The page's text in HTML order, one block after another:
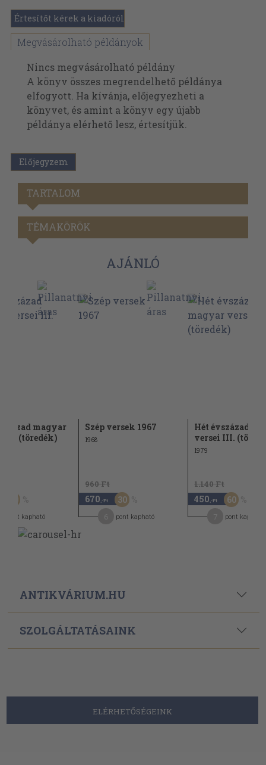
Értesítőt kérek a kiadóról
Megvásárolható példányok
Nincs megvásárolható példány
A könyv összes megrendelhető példánya
elfogyott. Ha kívánja, előjegyezheti a
könyvet, és amint a könyv egy újabb
példánya elérhető lesz, értesítjük.
Előjegyzem
TARTALOM
TÉMAKÖRÖK
AJÁNLÓ
magyar
III. (töredék)
50
pont kapható
Szép versek 1967
1968
960 Ft
670 ,-Ft 30
pont kapható
Hét évszázad
versei III.
1979
1.140 Ft
450 ,-Ft 60
pont kapható
ANTIKVÁRIUM.HU
SZOLGÁLTATÁSAINK
ELÉRHETŐSÉGEINK